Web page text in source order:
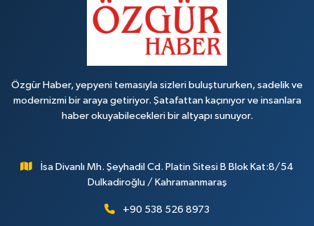
Özgür Haber, yepyeni temasıyla sizleri buluştururken, sadelik ve
modernizmi bir araya getiriyor. Şatafattan kaçınıyor ve insanlara
haber okuyabilecekleri bir altyapı sunuyor.
İsa Divanlı Mh. Şeyhadil Cd. Platin Sitesi B Blok Kat:8/54
Dulkadiroğlu / Kahramanmaraş
+90 538 526 8973